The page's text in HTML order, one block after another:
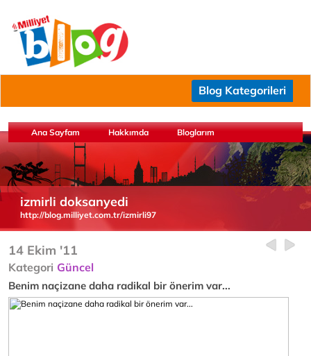
Blog Kategorileri
Ana Sayfam Hakkımda Bloglarım
izmirli doksanyedi
http://blog.milliyet.com.tr/izmirli97
14 Ekim '11
Kategori Güncel
Benim naçizane daha radikal bir önerim var...